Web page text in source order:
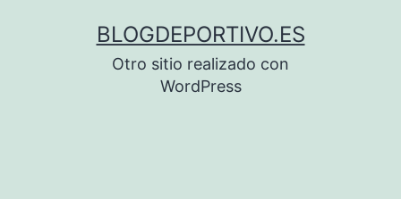
BLOGDEPORTIVO.ES
Otro sitio realizado con
WordPress